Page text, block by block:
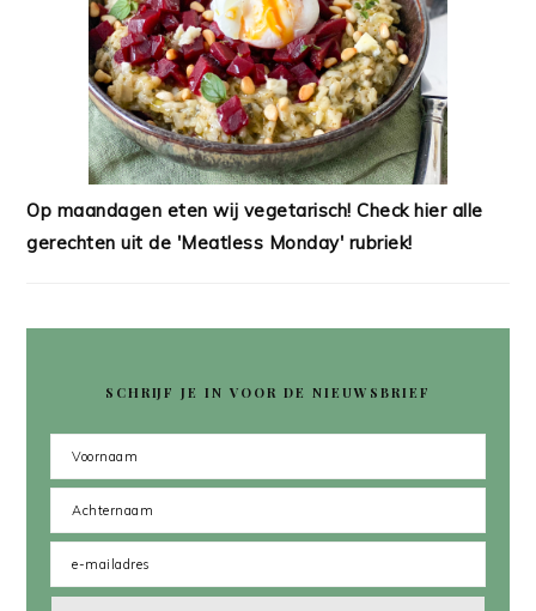
Op maandagen eten wij vegetarisch! Check hier alle
gerechten uit de 'Meatless Monday' rubriek!
SCHRIJF JE IN VOOR DE NIEUWSBRIEF